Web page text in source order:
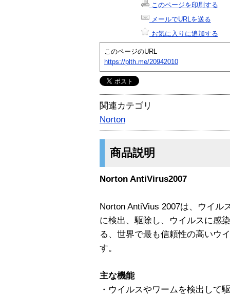
このページを印刷する
メールでURLを送る
お気に入りに追加する
このページのURL
https://plth.me/20942010
関連カテゴリ
Norton
商品説明
Norton AntiVirus2007
Norton AntiVius 2007は、ウイル
に検出、駆除し、ウイルスに感
る、世界で最も信頼性の高いウ
す。
主な機能
・ウイルスやワームを検出して